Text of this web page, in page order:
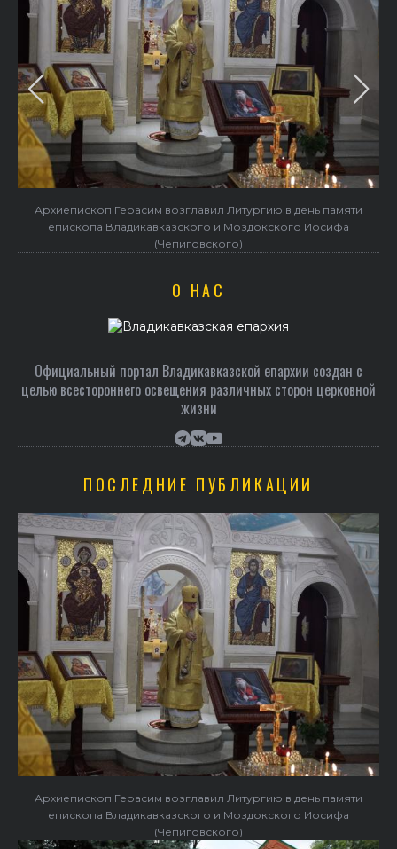
Архиепископ Герасим возглавил Литургию в день памяти
епископа Владикавказского и Моздокского Иосифа
(Чепиговского)
О НАС
Официальный портал Владикавказской епархии создан c
целью всестороннего освещения различных сторон церковной
жизни
ПОСЛЕДНИЕ ПУБЛИКАЦИИ
Архиепископ Герасим возглавил Литургию в день памяти
епископа Владикавказского и Моздокского Иосифа
(Чепиговского)